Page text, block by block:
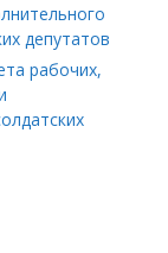
депутатов
рабочих,